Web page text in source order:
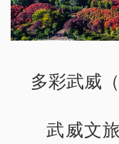
多彩武威
武威文